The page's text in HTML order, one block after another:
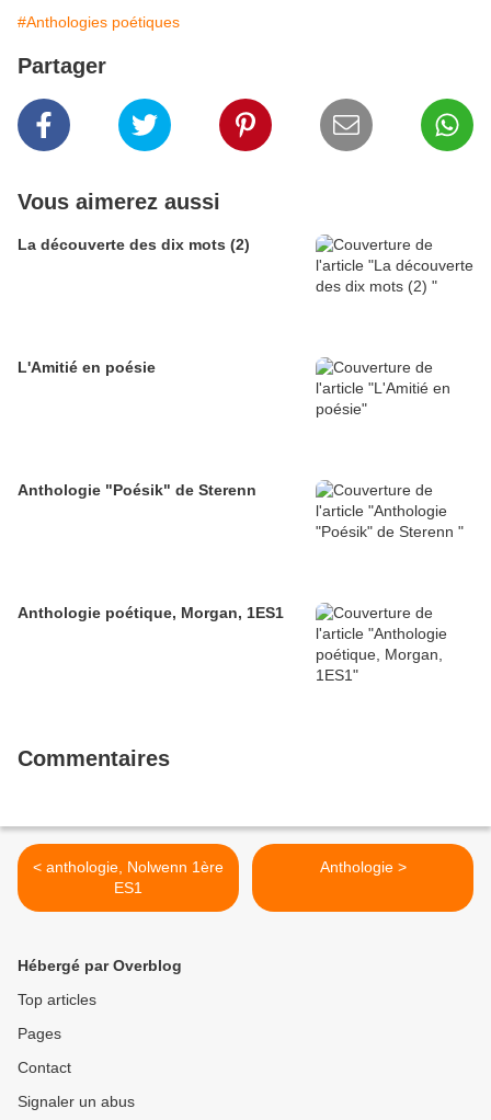
#Anthologies poétiques
Partager
Vous aimerez aussi
La découverte des dix mots (2)
L'Amitié en poésie
Anthologie "Poésik" de Sterenn
Anthologie poétique, Morgan, 1ES1
Commentaires
< anthologie, Nolwenn 1ère
ES1
Anthologie >
Hébergé par Overblog
Top articles
Pages
Contact
Signaler un abus